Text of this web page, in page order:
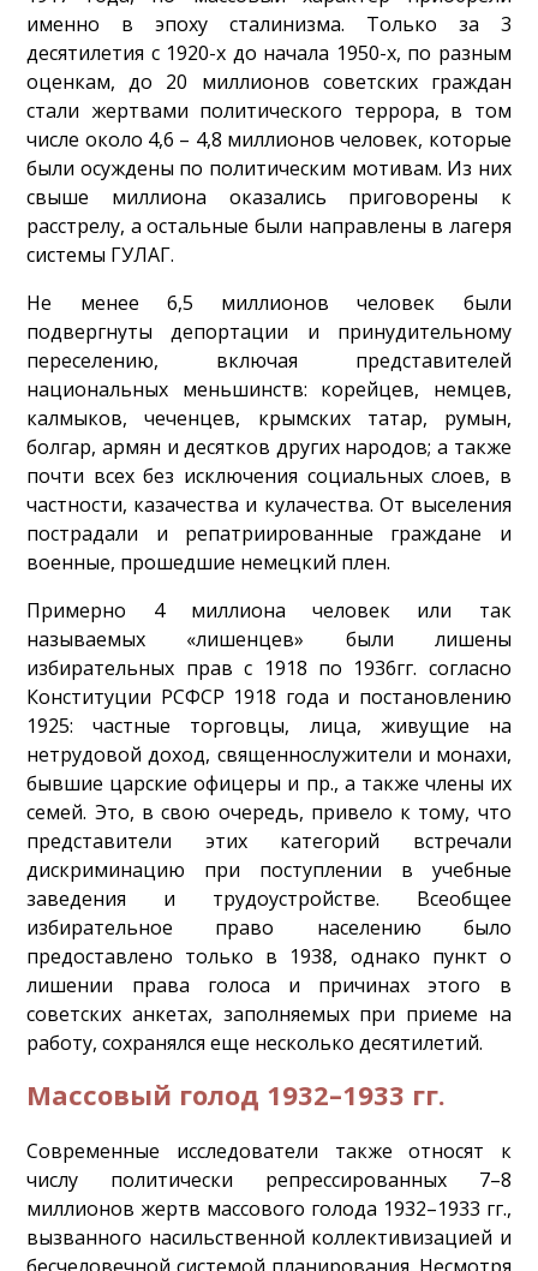
именно в эпоху сталинизма. Только за 3
десятилетия с 1920-х до начала 1950-х, по разным
оценкам, до 20 миллионов советских граждан
стали жертвами политического террора, в том
числе около 4,6 – 4,8 миллионов человек, которые
были осуждены по политическим мотивам. Из них
свыше миллиона оказались приговорены к
расстрелу, а остальные были направлены в лагеря
системы ГУЛАГ.
Не менее 6,5 миллионов человек были
подвергнуты депортации и принудительному
переселению, включая представителей
национальных меньшинств: корейцев, немцев,
калмыков, чеченцев, крымских татар, румын,
болгар, армян и десятков других народов; а также
почти всех без исключения социальных слоев, в
частности, казачества и кулачества. От выселения
пострадали и репатриированные граждане и
военные, прошедшие немецкий плен.
Примерно 4 миллиона человек или так
называемых «лишенцев» были лишены
избирательных прав с 1918 по 1936гг. согласно
Конституции РСФСР 1918 года и постановлению
1925: частные торговцы, лица, живущие на
нетрудовой доход, священнослужители и монахи,
бывшие царские офицеры и пр., а также члены их
семей. Это, в свою очередь, привело к тому, что
представители этих категорий встречали
дискриминацию при поступлении в учебные
заведения и трудоустройстве. Всеобщее
избирательное право населению было
предоставлено только в 1938, однако пункт о
лишении права голоса и причинах этого в
советских анкетах, заполняемых при приеме на
работу, сохранялся еще несколько десятилетий.
Массовый голод 1932–1933 гг.
Современные исследователи также относят к
числу политически репрессированных 7–8
миллионов жертв массового голода 1932–1933 гг.,
вызванного насильственной коллективизацией и